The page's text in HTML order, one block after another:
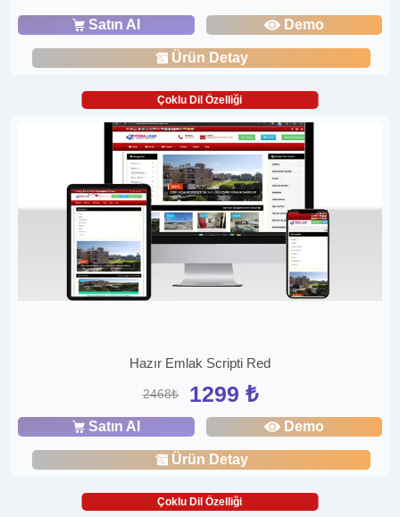
Satın Al Demo
Ürün Detay
Çoklu Dil Özelliği
Hazır Emlak Scripti Red
2468₺ 1299 ₺
Satın Al Demo
Ürün Detay
Çoklu Dil Özelliği